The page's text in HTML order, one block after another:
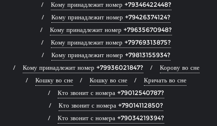
Кому принадлежит номер +79346422448?
Кому принадлежит номер +79426374124?
Кому принадлежит номер +79635670948?
Кому принадлежит номер +79769313875?
Кому принадлежит номер +79813155934?
Кому принадлежит номер +79936021847?
Корову во сне
Кошку во сне
Кошку во сне
Кричать во сне
Кто звонит с номера +79012540787?
Кто звонит с номера +79014112850?
Кто звонит с номера +79034219394?